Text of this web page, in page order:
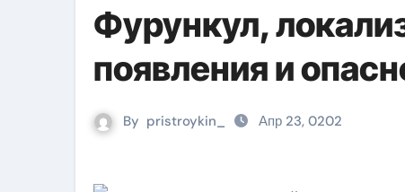
Фурункул,
появления и
By pristroykin_ Апр 23, 0202